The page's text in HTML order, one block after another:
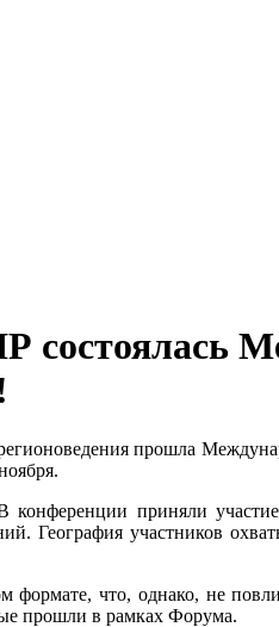
состоялась
прошла
приняли
География участников
что, однако, не
прошли в рамках Форума.